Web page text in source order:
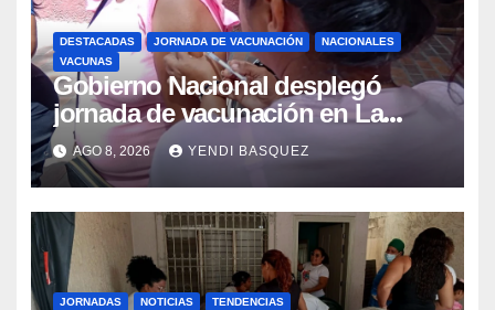
DESTACADAS JORNADA DE VACUNACIÓN
NACIONALES
VACUNAS
Gobierno Nacional desplegó
jornada de vacunación en La
Guaira para garantizar protección
epidemiológica
AGO 8, 2026 YENDI BASQUEZ
JORNADAS NOTICIAS TENDENCIAS